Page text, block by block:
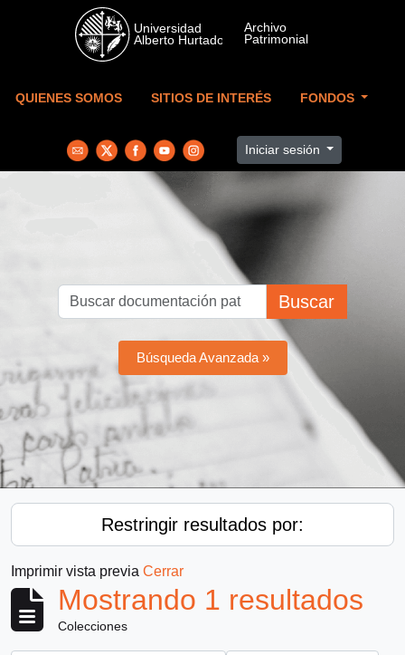
Skip to main content
QUIENES SOMOS SITIOS DE INTERÉS FONDOS
Iniciar sesión
Buscar
Búsqueda Avanzada »
Restringir resultados por:
Imprimir vista previa Cerrar
Mostrando 1 resultados
Colecciones